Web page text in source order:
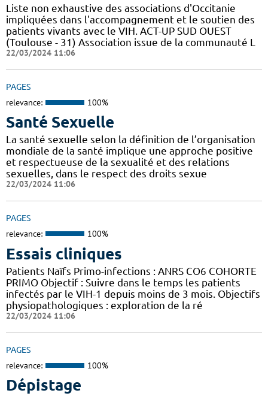
Liste non exhaustive des associations d'Occitanie
impliquées dans l'accompagnement et le soutien des
patients vivants avec le VIH. ACT-UP SUD OUEST
(Toulouse - 31) Association issue de la communauté L
22/03/2024 11:06
PAGES
relevance: 100%
Santé Sexuelle
La santé sexuelle selon la définition de l’organisation
mondiale de la santé implique une approche positive
et respectueuse de la sexualité et des relations
sexuelles, dans le respect des droits sexue
22/03/2024 11:06
PAGES
relevance: 100%
Essais cliniques
Patients Naïfs Primo-infections : ANRS CO6 COHORTE
PRIMO Objectif : Suivre dans le temps les patients
infectés par le VIH-1 depuis moins de 3 mois. Objectifs
physiopathologiques : exploration de la ré
22/03/2024 11:06
PAGES
relevance: 100%
Dépistage